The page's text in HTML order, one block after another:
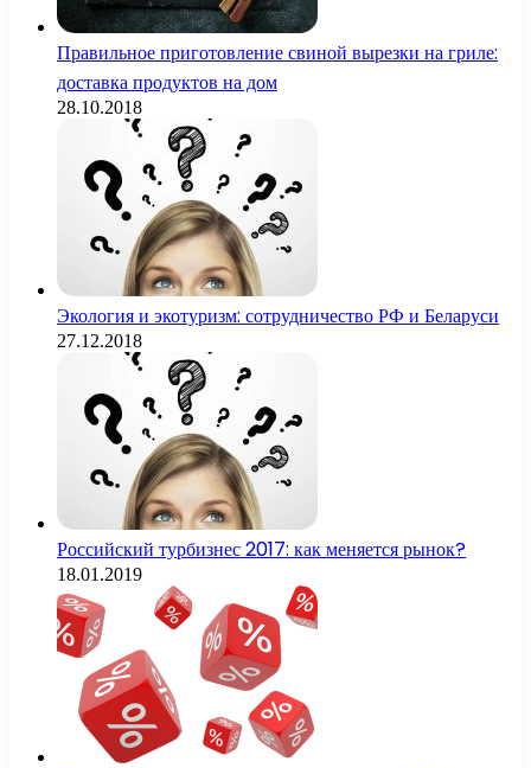
Правильное приготовление свиной вырезки на гриле:
доставка продуктов на дом
28.10.2018
Экология и экотуризм: сотрудничество РФ и Беларуси
27.12.2018
Российский турбизнес 2017: как меняется рынок?
18.01.2019